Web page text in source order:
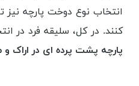
انتخاب نوع دوخت پارچه نیز
کنند. در کل، سلیقه فرد در
پارچه پشت پرده ای در اراک و